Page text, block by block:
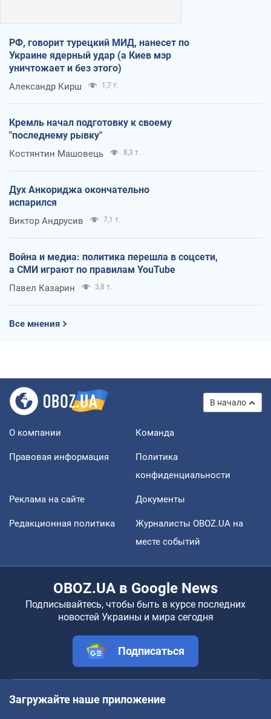
РФ, говорит турецкий МИД, нанесет по
Украине ядерный удар (а Киев мэр
уничтожает и без этого)
Александр Кирш 1,7 т.
Кремль начал подготовку к своему
"последнему рывку"
Костянтин Машовець 8,3 т.
Дух Анкориджа окончательно
испарился
Виктор Андрусив 7,1 т.
Война и медиа: политика перешла в соцсети,
а СМИ играют по правилам YouTube
Павел Казарин 3,8 т.
Все мнения
В начало
О компании Команда
Правовая информация
Политика
конфиденциальности
Реклама на сайте Документы
Редакционная политика
Журналисты OBOZ.UA на
месте событий
OBOZ.UA в Google News
Подписывайтесь, чтобы быть в курсе последних
новостей Украины и мира сегодня
Подписаться
Загружайте наше приложение